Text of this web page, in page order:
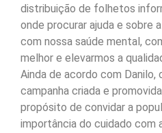
distribuição de folhetos
onde procurar ajuda e sobre
com nossa saúde mental,
melhor e elevarmos a
Ainda de acordo com Danilo,
campanha criada e
propósito de convidar a
importância do cuidado com